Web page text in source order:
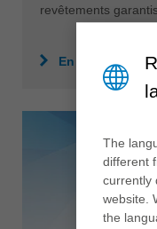
revêtements
En savoir plus
The
different
currently
website.
the